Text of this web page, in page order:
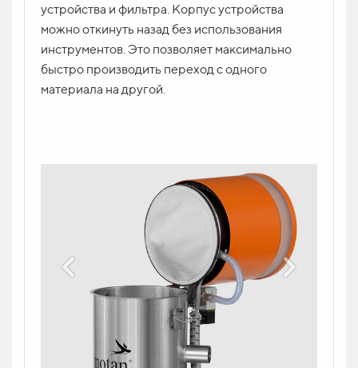
устройства и фильтра. Корпус устройства
можно откинуть назад без использования
инструментов. Это позволяет максимально
быстро производить переход с одного
материала на другой.